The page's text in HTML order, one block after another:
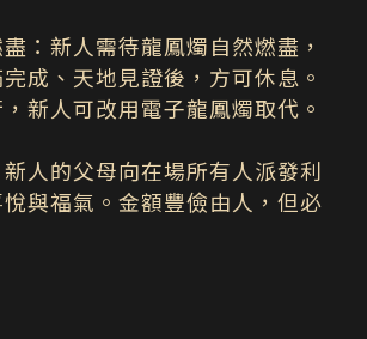
：新人需待龍鳳燭自然燃盡，
成、天地見證後，方可休息。
新人可改用電子龍鳳燭取代。
新人的父母向在場所有人派發利
與福氣。金額豐儉由人，但必